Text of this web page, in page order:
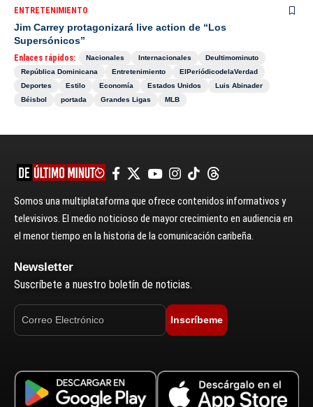
ENTRETENIMIENTO
Jim Carrey protagonizará live action de “Los
Supersónicos”
Enlaces rápidos: Nacionales Internacionales
Deultimominuto
República Dominicana
Entretenimiento
ElPeriódicodelaVerdad
Deportes
Estilo Economía Estados Unidos
Luis Abinader
Béisbol
portada Grandes Ligas MLB
Somos una multiplataforma que ofrece contenidos informativos y
televisivos. El medio noticioso de mayor crecimiento en audiencia en
el menor tiempo en la historia de la comunicación caribeña.
Newsletter
Suscríbete a nuestro boletín de noticias.
Inscríbeme